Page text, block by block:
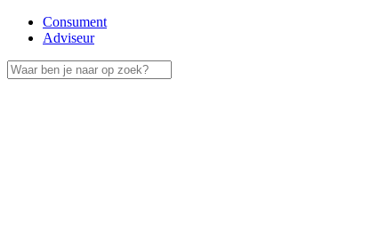
Consument
Adviseur